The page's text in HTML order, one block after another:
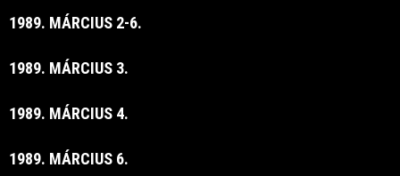
1989. MÁRCIUS 2-6.
1989. MÁRCIUS 3.
1989. MÁRCIUS 4.
1989. MÁRCIUS 6.